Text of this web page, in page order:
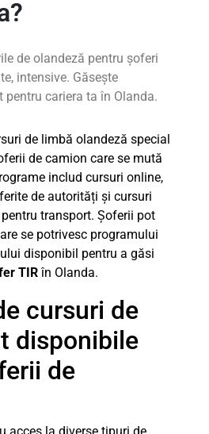
de olandeză pentru șoferi
intensive. Găsește
cariera ta în Olanda.
de limbă olandeză special
de camion care se mută
includ cursuri online,
de autorități și cursuri
transport. Șoferii pot
se potrivesc programului
disponibil pentru a găsi
TIRîn Olanda.
cursuri de
disponibile
de